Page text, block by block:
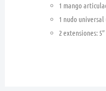
1 mango
1 nudo universal
2 extensiones: